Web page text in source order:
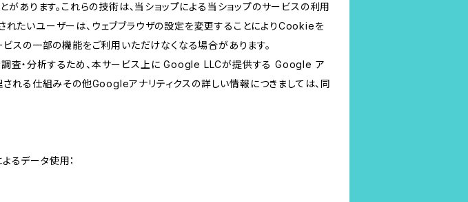
あります。これらの技術は、当ショップによる当ショップのサービスの利用
たいユーザーは、ウェブブラウザの設定を変更することによりCookieを
スの一部の機能をご利用いただけなくなる場合があります。
調査・分析するため、本サービス上に Google LLCが提供する Google ア
れる仕組みその他Googleアナリティクスの詳しい情報につきましては、同
るデータ使用：